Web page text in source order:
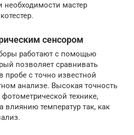
мастер
сенсором
работают с помощью
позволяет сравнивать
пробе с точно известной
анализе. Высокая точность
фотометрической технике,
влиянию температур так, как